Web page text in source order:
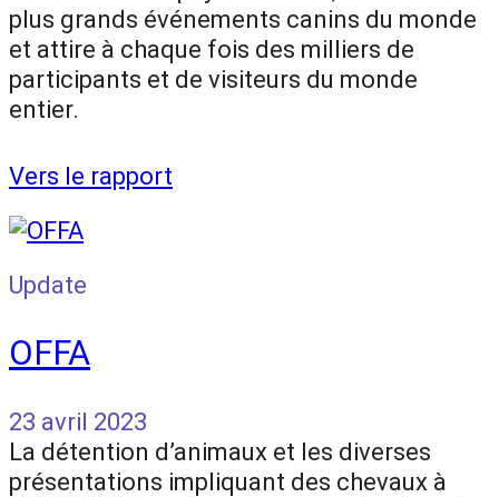
plus grands événements canins du monde
et attire à chaque fois des milliers de
participants et de visiteurs du monde
entier.
Vers le rapport
Update
OFFA
23 avril 2023
La détention d’animaux et les diverses
présentations impliquant des chevaux à